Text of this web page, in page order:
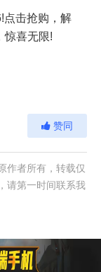
点击抢购，解
喜无限!
赞同
作者所有，转载仅
请第一时间联系我